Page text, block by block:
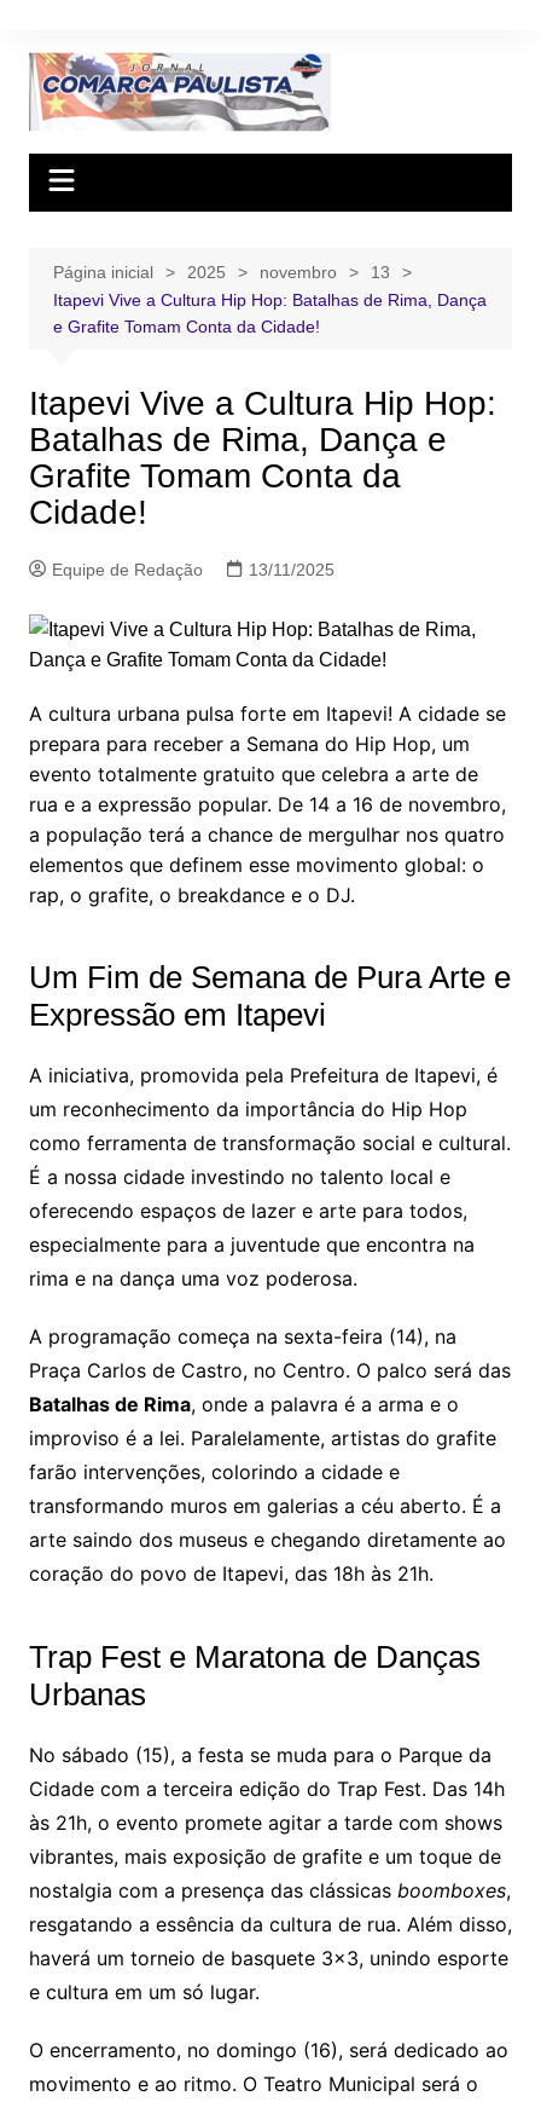
conteúdo
Página inicial 2025 novembro
13
Itapevi Vive a Cultura Hip Hop: Batalhas de Rima, Dança
e Grafite Tomam Conta da Cidade!
Itapevi Vive a Cultura Hip Hop:
Batalhas de Rima, Dança e
Grafite Tomam Conta da
Cidade!
Equipe de Redação 13/11/2025
A cultura urbana pulsa forte em Itapevi! A cidade se
prepara para receber a Semana do Hip Hop, um
evento totalmente gratuito que celebra a arte de
rua e a expressão popular. De 14 a 16 de novembro,
a população terá a chance de mergulhar nos quatro
elementos que definem esse movimento global: o
rap, o grafite, o breakdance e o DJ.
Um Fim de Semana de Pura Arte e
Expressão em Itapevi
A iniciativa, promovida pela Prefeitura de Itapevi, é
um reconhecimento da importância do Hip Hop
como ferramenta de transformação social e cultural.
É a nossa cidade investindo no talento local e
oferecendo espaços de lazer e arte para todos,
especialmente para a juventude que encontra na
rima e na dança uma voz poderosa.
A programação começa na sexta-feira (14), na
Praça Carlos de Castro, no Centro. O palco será das
Batalhas de Rima, onde a palavra é a arma e o
improviso é a lei. Paralelamente, artistas do grafite
farão intervenções, colorindo a cidade e
transformando muros em galerias a céu aberto. É a
arte saindo dos museus e chegando diretamente ao
coração do povo de Itapevi, das 18h às 21h.
Trap Fest e Maratona de Danças
Urbanas
No sábado (15), a festa se muda para o Parque da
Cidade com a terceira edição do Trap Fest. Das 14h
às 21h, o evento promete agitar a tarde com shows
vibrantes, mais exposição de grafite e um toque de
nostalgia com a presença das clássicas boomboxes,
resgatando a essência da cultura de rua. Além disso,
haverá um torneio de basquete 3×3, unindo esporte
e cultura em um só lugar.
O encerramento, no domingo (16), será dedicado ao
movimento e ao ritmo. O Teatro Municipal será o